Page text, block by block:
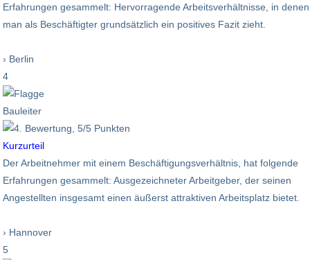
Erfahrungen gesammelt: Hervorragende Arbeitsverhältnisse, in denen
man als Beschäftigter grundsätzlich ein positives Fazit zieht.
› Berlin
4
Bauleiter
Kurzurteil
Der Arbeitnehmer mit einem Beschäftigungsverhältnis, hat folgende
Erfahrungen gesammelt: Ausgezeichneter Arbeitgeber, der seinen
Angestellten insgesamt einen äußerst attraktiven Arbeitsplatz bietet.
› Hannover
5